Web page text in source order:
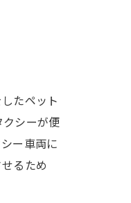
たペット
クシーが便
ー車両に
るため